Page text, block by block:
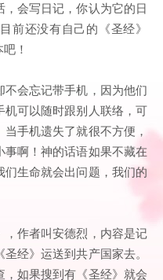
会写日记，你认为它的日
前还没有自己的《圣经》
！
会忘记带手机，因为他们
可以随时跟别人联络，可
手机遗失了就很不方便，
啊！神的话语如果不藏在
生命就会出问题，我们的
作者叫安德烈，内容是记
经》运送到共产国家去。
如果搜到有《圣经》就会